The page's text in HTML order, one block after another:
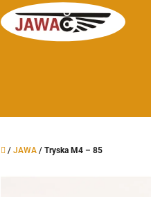
Domů
/ JAWA / Tryska M4 – 85